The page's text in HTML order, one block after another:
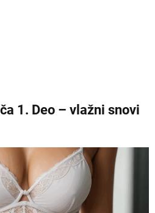
1. Deo – vlažni snovi